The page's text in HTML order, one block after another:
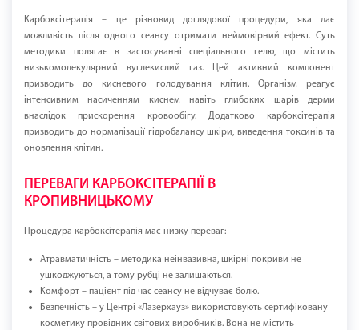
Карбоксітерапія – це різновид доглядової процедури, яка дає
можливість після одного сеансу отримати неймовірний ефект. Суть
методики полягає в застосуванні спеціального гелю, що містить
низькомолекулярний вуглекислий газ. Цей активний компонент
призводить до кисневого голодування клітин. Організм реагує
інтенсивним насиченням киснем навіть глибоких шарів дерми
внаслідок прискорення кровообігу. Додатково карбоксітерапія
призводить до нормалізації гідробалансу шкіри, виведення токсинів та
оновлення клітин.
ПЕРЕВАГИ КАРБОКСІТЕРАПІЇ В
КРОПИВНИЦЬКОМУ
Процедура карбоксітерапія має низку переваг:
Атравматичність – методика неінвазивна, шкірні покриви не
ушкоджуються, а тому рубці не залишаються.
Комфорт – пацієнт під час сеансу не відчуває болю.
Безпечність – у Центрі «Лазерхауз» використовують сертифіковану
косметику провідних світових виробників. Вона не містить